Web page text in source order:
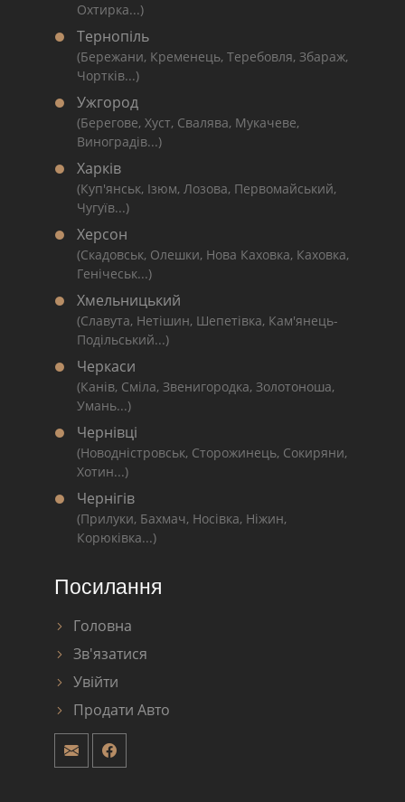
Охтирка...)
Тернопіль
(Бережани, Кременець, Теребовля, Збараж,
Чортків...)
Ужгород
(Берегове, Хуст, Свалява, Мукачеве,
Виноградів...)
Харків
(Куп'янськ, Ізюм, Лозова, Первомайський,
Чугуїв...)
Херсон
(Скадовськ, Олешки, Нова Каховка, Каховка,
Генічеськ...)
Хмельницький
(Славута, Нетішин, Шепетівка, Кам'янець-
Подільський...)
Черкаси
(Канів, Сміла, Звенигородка, Золотоноша,
Умань...)
Чернівці
(Новодністровськ, Сторожинець, Сокиряни,
Хотин...)
Чернігів
(Прилуки, Бахмач, Носівка, Ніжин,
Корюківка...)
Посилання
Головна
Зв'язатися
Увійти
Продати Авто